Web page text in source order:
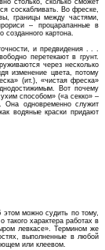
столько, сколько сможет
соскабливать. Во фреске,
границы между частями,
– процарапанные в
созданного картона.
и предвидения . . .
перетекают в грунт.
через несколько
изменение цвета, потому
(ит.), «чистая фреска»
Вот почему
способом» («а секко» –
Она одновременно служит
водяные краски придают
можно судить по тому,
характера работах в
левкасе». Термином же
выполненные в любой
или клеевом.